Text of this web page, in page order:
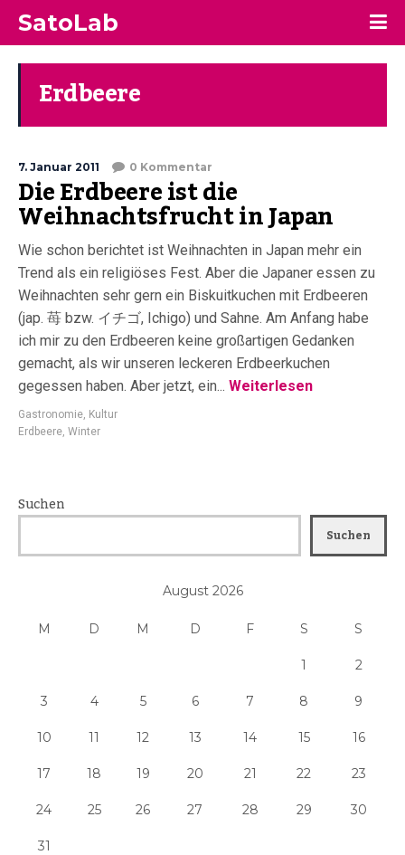
SatoLab
Erdbeere
7. Januar 2011 0 Kommentar
Die Erdbeere ist die
Weihnachtsfrucht in Japan
Wie schon berichtet ist Weihnachten in Japan mehr ein
Trend als ein religiöses Fest. Aber die Japaner essen zu
Weihnachten sehr gern ein Biskuitkuchen mit Erdbeeren
(jap. 苺 bzw. イチゴ, Ichigo) und Sahne. Am Anfang habe
ich mir zu den Erdbeeren keine großartigen Gedanken
gemacht, als wir unseren leckeren Erdbeerkuchen
gegessen haben. Aber jetzt, ein... Weiterlesen
Gastronomie, Kultur
Erdbeere, Winter
Suchen
Suchen
August 2026
M D M D F S S
1 2
3 4 5 6 7 8 9
10 11 12 13 14 15 16
17 18 19 20 21 22 23
24 25 26 27 28 29 30
31